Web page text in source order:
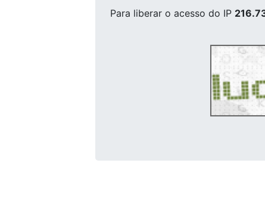
Para liberar o acesso do IP